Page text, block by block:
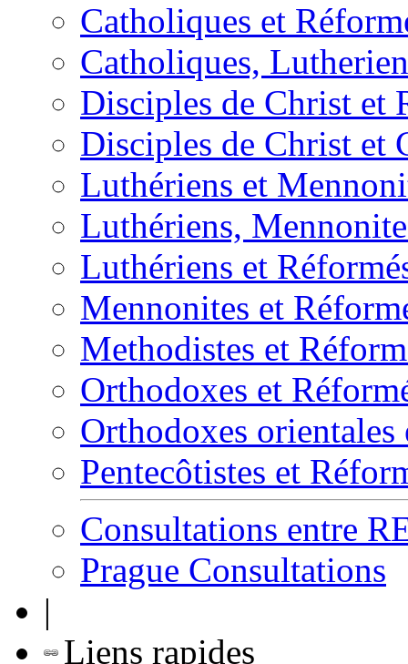
Catholiques et
Catholiques,
Disciples de Christ et
Disciples de Christ et
Luthériens et
Luthériens,
Luthériens et
Mennonites et
Methodistes et
Orthodoxes et
Orthodoxes orientales
Pentecôtistes et
Consultations entre
Prague Consultations
|
Liens rapides